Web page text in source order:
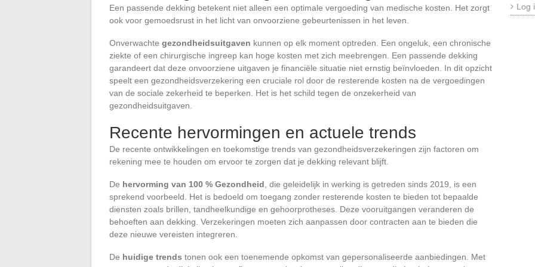
Een passende dekking betekent niet alleen een optimale vergoeding van medische kosten. Het zorgt
ook voor gemoedsrust in het licht van onvoorziene gebeurtenissen in het leven.
Onverwachte gezondheidsuitgaven kunnen op elk moment optreden. Een ongeluk, een chronische
ziekte of een chirurgische ingreep kan hoge kosten met zich meebrengen. Een passende dekking
garandeert dat deze onvoorziene uitgaven je financiële situatie niet ernstig beïnvloeden. In dit opzicht
speelt een gezondheidsverzekering een cruciale rol door de resterende kosten na de vergoedingen
van de sociale zekerheid te beperken. Het is het schild tegen de onzekerheid van
gezondheidsuitgaven.
Recente hervormingen en actuele trends
De recente ontwikkelingen en toekomstige trends van gezondheidsverzekeringen zijn factoren om
rekening mee te houden om ervoor te zorgen dat je dekking relevant blijft.
De hervorming van 100 % Gezondheid , die geleidelijk in werking is getreden sinds 2019, is een
sprekend voorbeeld. Het is bedoeld om toegang zonder resterende kosten te bieden tot bepaalde
diensten zoals brillen, tandheelkundige en gehoorprotheses. Deze vooruitgangen veranderen de
behoeften aan dekking. Verzekeringen moeten zich aanpassen door contracten aan te bieden die
deze nieuwe vereisten integreren.
De huidige trends tonen ook een toenemende opkomst van gepersonaliseerde aanbiedingen. Met
Log